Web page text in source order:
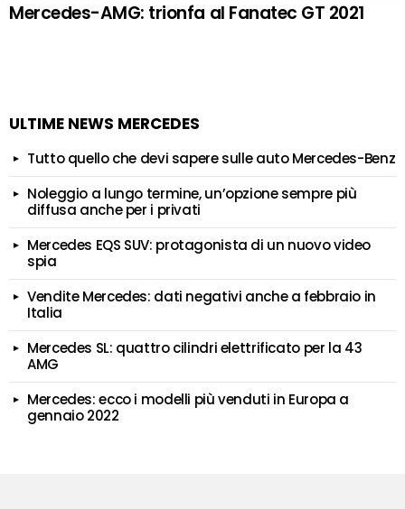
Mercedes-AMG: trionfa al Fanatec GT 2021
ULTIME NEWS MERCEDES
Tutto quello che devi sapere sulle auto Mercedes-Benz
Noleggio a lungo termine, un’opzione sempre più
diffusa anche per i privati
Mercedes EQS SUV: protagonista di un nuovo video
spia
Vendite Mercedes: dati negativi anche a febbraio in
Italia
Mercedes SL: quattro cilindri elettrificato per la 43
AMG
Mercedes: ecco i modelli più venduti in Europa a
gennaio 2022